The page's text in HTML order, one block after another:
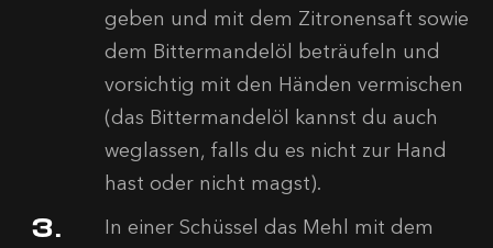
geben und mit dem Zitronensaft sowie
dem Bittermandelöl beträufeln und
vorsichtig mit den Händen vermischen
(das Bittermandelöl kannst du auch
weglassen, falls du es nicht zur Hand
hast oder nicht magst).
In einer Schüssel das Mehl mit dem